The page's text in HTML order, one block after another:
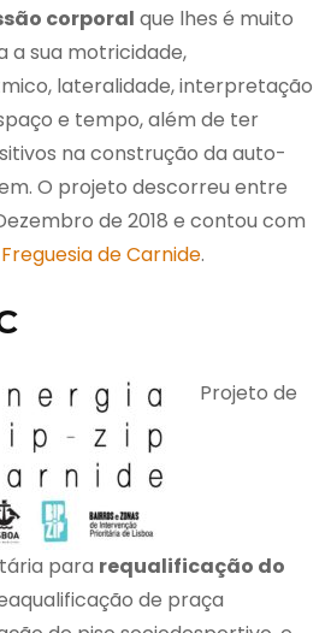
corporal que lhes é muito
a sua motricidade,
lateralidade, interpretação
e tempo, além de ter
na construção da auto-
O projeto descorreu entre
de 2018 e contou com
de Carnide.
Projeto de
para requalificação do
de praça